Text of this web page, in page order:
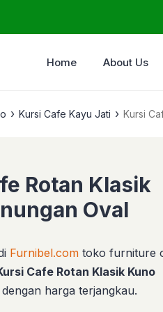
Home About Us
› Kursi Cafe Kayu Jati › Kursi
Rotan Klasik
Oval
Furnibel.com toko furniture
Cafe Rotan Klasik Kuno
dengan harga terjangkau.